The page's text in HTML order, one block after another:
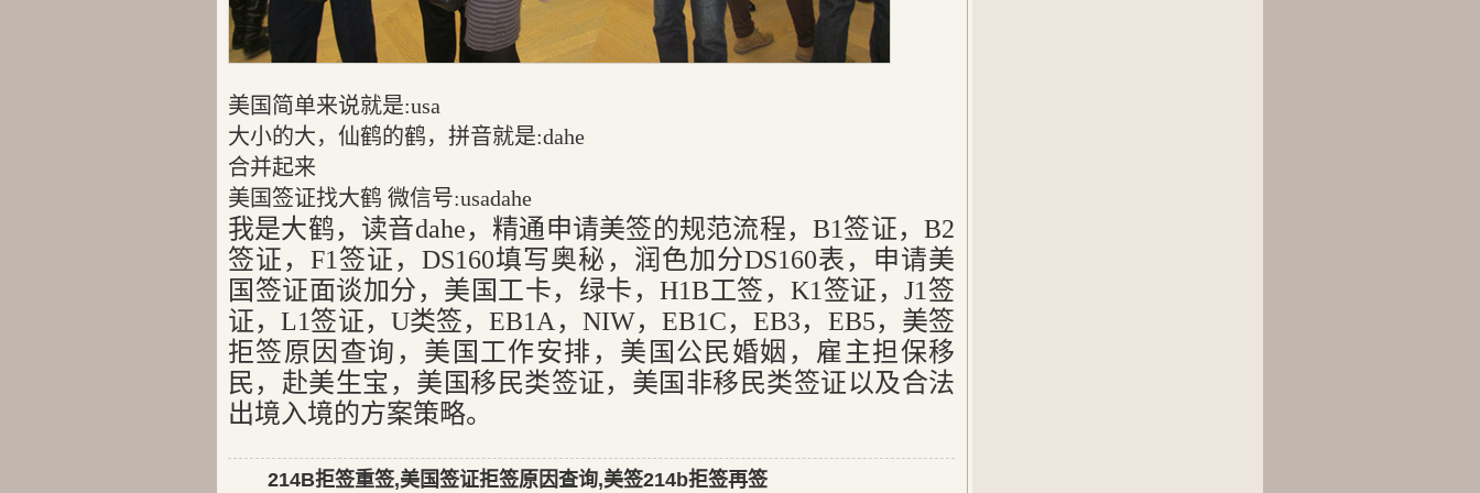
美国简单来说就是:usa
大小的大，仙鹤的鹤，拼音就是:dahe
合并起来
美国签证找大鹤 微信号:usadahe
我是大鹤，读音dahe，精通申请美签的规范流程，B1签证，B2
签证，F1签证，DS160填写奥秘，润色加分DS160表，申请美
国签证面谈加分，美国工卡，绿卡，H1B工签，K1签证，J1签
证，L1签证，U类签，EB1A，NIW，EB1C，EB3，EB5，美签
拒签原因查询，美国工作安排，美国公民婚姻，雇主担保移
民，赴美生宝，美国移民类签证，美国非移民类签证以及合法
出境入境的方案策略。
214B拒签重签,美国签证拒签原因查询,美签214b拒签再签